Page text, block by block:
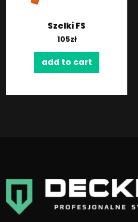
Szelki FS
105zł
add to cart